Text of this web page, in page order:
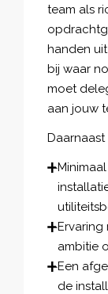
team als
handen
bij waar
moet
aan jouw
Daarnaast
Ervaring
ambitie
Een
de